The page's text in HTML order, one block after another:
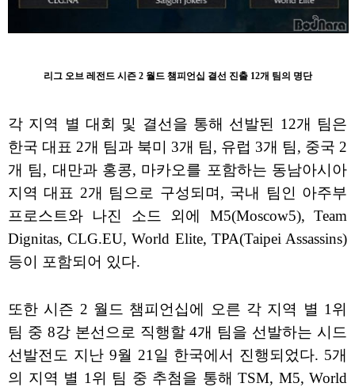
리그 오브 레전드 시즌 2 월드 챔피언십 결선 진출 12개 팀의 명단
각 지역 별 대회 및 결선을 통해 선발된 12개 팀은
한국 대표 2개 팀과 북미 3개 팀, 유럽 3개 팀, 중국 2
개 팀, 대만과 홍콩, 마카오를 포함하는 동남아시아
지역 대표 2개 팀으로 구성되며, 국내 팀인 아주부
프로스트와 나진 소드 외에 M5(Moscow5), Team
Dignitas, CLG.EU, World Elite, TPA(Taipei Assassins)
등이 포함되어 있다.
또한 시즌 2 월드 챔피언십에 오른 각 지역 별 1위
팀 중 8강 본선으로 직행할 4개 팀을 선발하는 시드
선발전도 지난 9월 21일 한국에서 진행되었다. 5개
의 지역 별 1위 팀 중 추첨을 통해 TSM, M5, World